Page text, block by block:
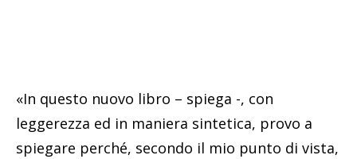
«In questo nuovo libro – spiega -, con
leggerezza ed in maniera sintetica, provo a
spiegare perché, secondo il mio punto di vista,